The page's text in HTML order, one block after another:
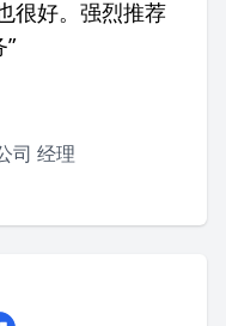
很好。强烈推荐
司 经理